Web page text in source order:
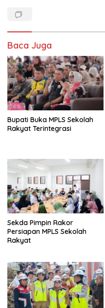
Baca Juga
Bupati Buka MPLS Sekolah
Rakyat Terintegrasi
Sekda Pimpin Rakor
Persiapan MPLS Sekolah
Rakyat